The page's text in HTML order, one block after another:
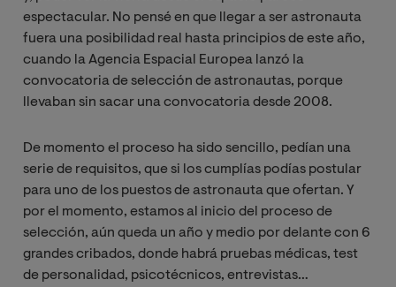
espectacular. No pensé en que llegar a ser astronauta
fuera una posibilidad real hasta principios de este año,
cuando la Agencia Espacial Europea lanzó la
convocatoria de selección de astronautas, porque
llevaban sin sacar una convocatoria desde 2008.
De momento el proceso ha sido sencillo, pedían una
serie de requisitos, que si los cumplías podías postular
para uno de los puestos de astronauta que ofertan. Y
por el momento, estamos al inicio del proceso de
selección, aún queda un año y medio por delante con 6
grandes cribados, donde habrá pruebas médicas, test
de personalidad, psicotécnicos, entrevistas…